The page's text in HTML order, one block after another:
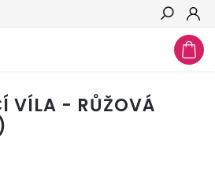
Hledat
VÍLA - RŮŽOVÁ